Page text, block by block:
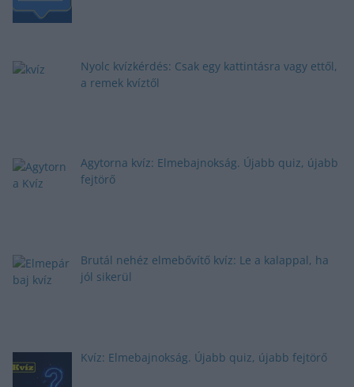
Nyolc kvízkérdés: Csak egy kattintásra vagy ettől,
a remek kvíztől
Agytorna kvíz: Elmebajnokság. Újabb quiz, újabb
fejtörő
Brutál nehéz elmebővítő kvíz: Le a kalappal, ha
jól sikerül
Kvíz: Elmebajnokság. Újabb quiz, újabb fejtörő